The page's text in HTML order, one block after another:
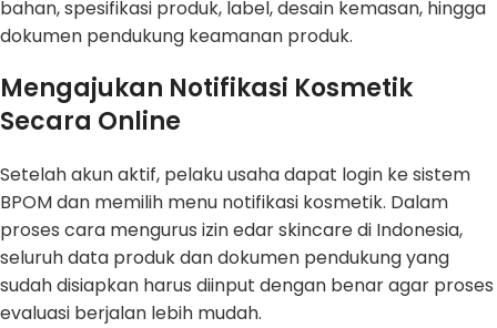
bahan, spesifikasi produk, label, desain kemasan, hingga
dokumen pendukung keamanan produk.
Mengajukan Notifikasi Kosmetik
Secara Online
Setelah akun aktif, pelaku usaha dapat login ke sistem
BPOM dan memilih menu notifikasi kosmetik. Dalam
proses cara mengurus izin edar skincare di Indonesia,
seluruh data produk dan dokumen pendukung yang
sudah disiapkan harus diinput dengan benar agar proses
evaluasi berjalan lebih mudah.